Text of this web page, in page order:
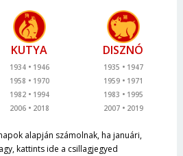
KUTYA
1934
1946
1958
1970
1982
1994
2006
2018
DISZNÓ
1935
1947
1959
1971
1983
1995
2007
2019
alapján számolnak, ha januári,
kattints ide a csillagjegyed